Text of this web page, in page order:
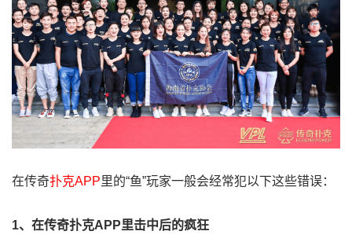
在传奇扑克APP里的“鱼”玩家一般会经常犯以下这些错误：
1、在传奇扑克APP里击中后的疯狂